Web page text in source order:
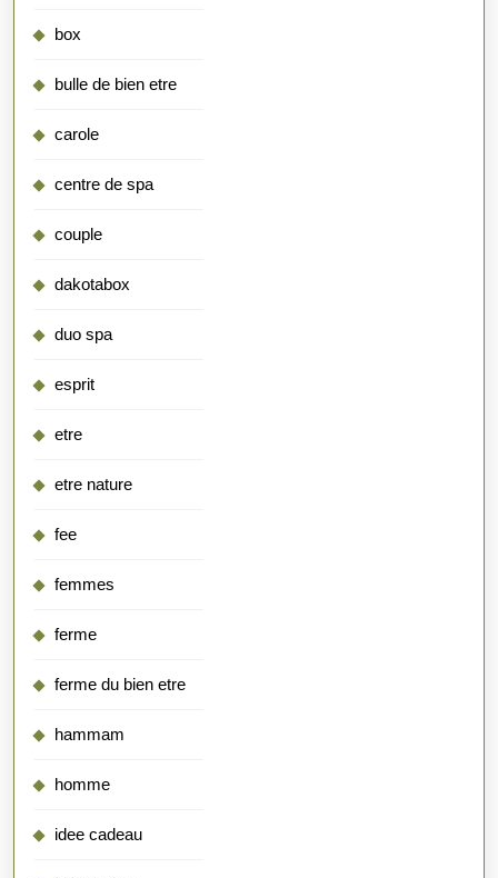
box
bulle de bien etre
carole
centre de spa
couple
dakotabox
duo spa
esprit
etre
etre nature
fee
femmes
ferme
ferme du bien etre
hammam
homme
idee cadeau